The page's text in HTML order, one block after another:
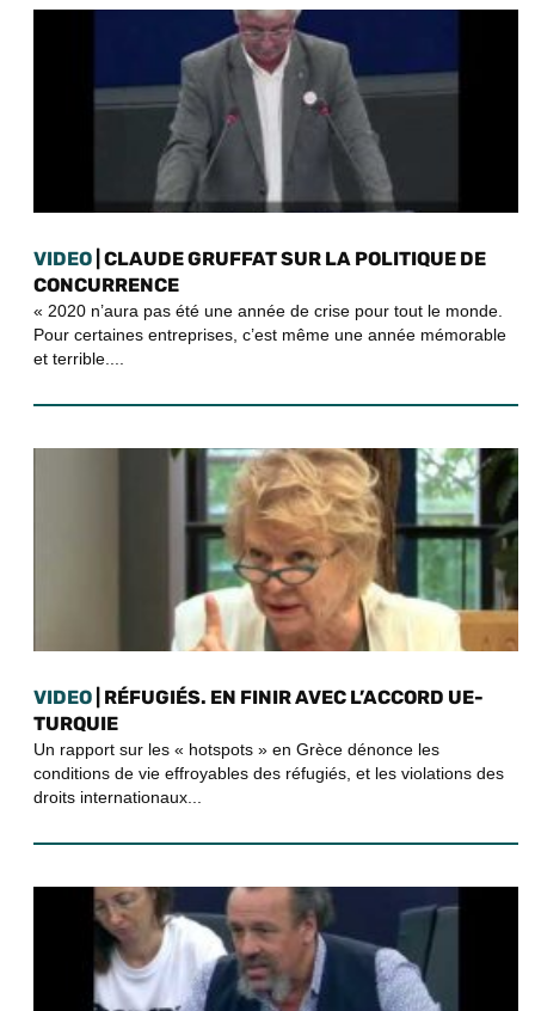
VIDEO | CLAUDE GRUFFAT SUR LA POLITIQUE DE
CONCURRENCE
« 2020 n’aura pas été une année de crise pour tout le monde.
Pour certaines entreprises, c’est même une année mémorable
et terrible....
VIDEO | RÉFUGIÉS. EN FINIR AVEC L’ACCORD UE-
TURQUIE
Un rapport sur les « hotspots » en Grèce dénonce les
conditions de vie effroyables des réfugiés, et les violations des
droits internationaux...